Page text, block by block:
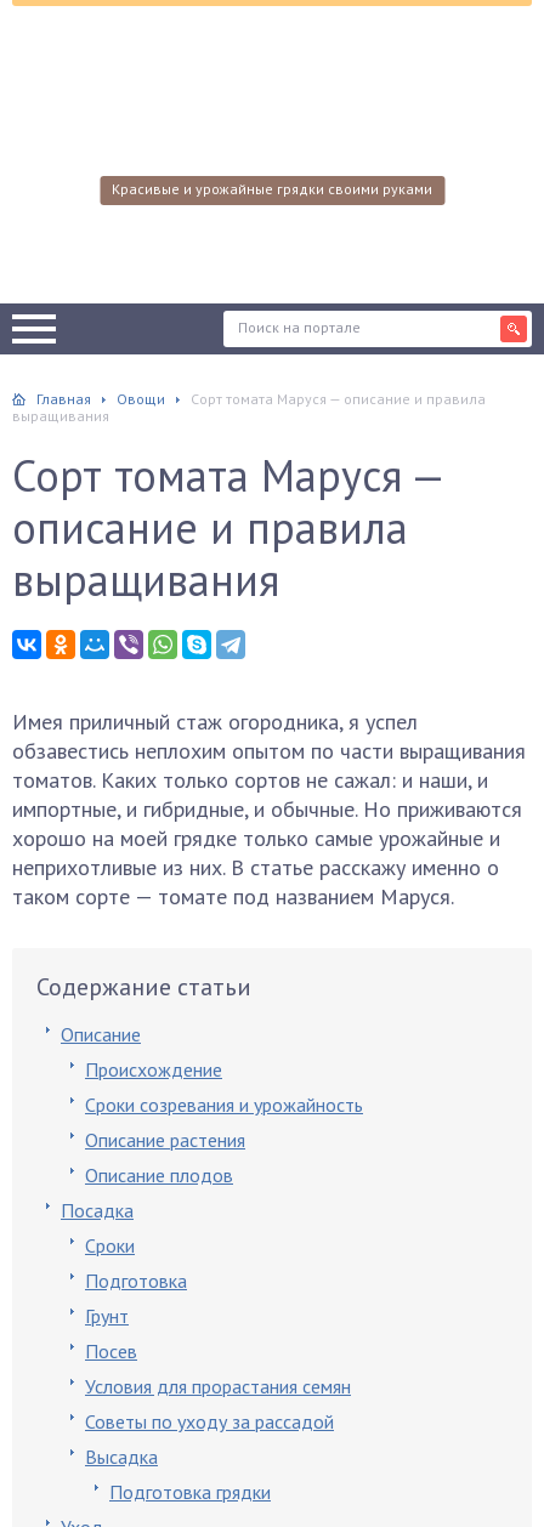
Красивые и урожайные грядки своими руками
Главная Овощи
Сорт томата Маруся — описание и правила
выращивания
Сорт томата Маруся —
описание и правила
выращивания
Имея приличный стаж огородника, я успел
обзавестись неплохим опытом по части выращивания
томатов. Каких только сортов не сажал: и наши, и
импортные, и гибридные, и обычные. Но приживаются
хорошо на моей грядке только самые урожайные и
неприхотливые из них. В статье расскажу именно о
таком сорте — томате под названием Маруся.
Содержание статьи
Описание
Происхождение
Сроки созревания и урожайность
Описание растения
Описание плодов
Посадка
Сроки
Подготовка
Грунт
Посев
Условия для прорастания семян
Советы по уходу за рассадой
Высадка
Подготовка грядки